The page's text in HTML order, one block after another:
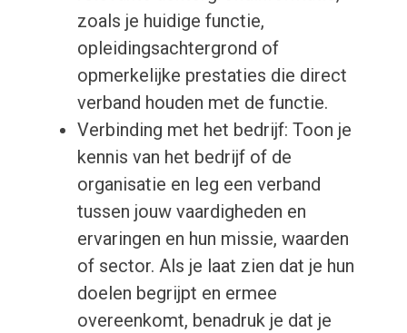
zoals je huidige functie,
opleidingsachtergrond of
opmerkelijke prestaties die direct
verband houden met de functie.
Verbinding met het bedrijf: Toon je
kennis van het bedrijf of de
organisatie en leg een verband
tussen jouw vaardigheden en
ervaringen en hun missie, waarden
of sector. Als je laat zien dat je hun
doelen begrijpt en ermee
overeenkomt, benadruk je dat je